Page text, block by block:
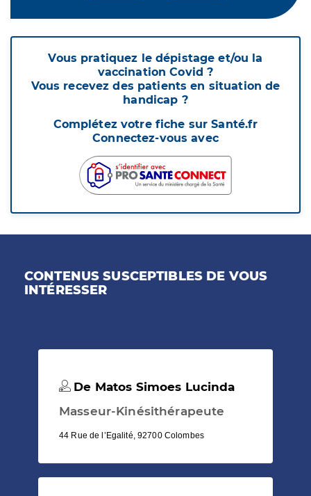
Vous pratiquez le dépistage et/ou la
vaccination Covid ?
Vous recevez des patients en situation de
handicap ?
Complétez votre fiche sur Santé.fr
Connectez-vous avec
CONTENUS SUSCEPTIBLES DE VOUS
INTÉRESSER
De Matos Simoes Lucinda
Masseur-Kinésithérapeute
44 Rue de l’Egalité, 92700 Colombes